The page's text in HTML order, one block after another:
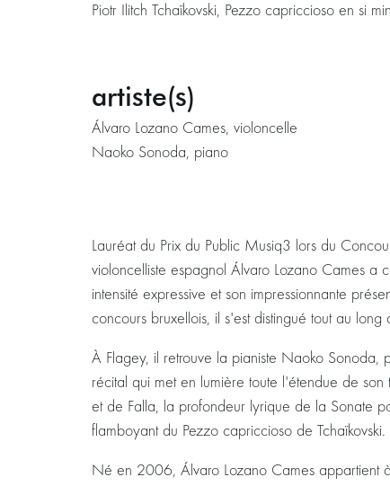
Piotr Ilitch Tchaïkovski, Pezzo capriccioso en si
artiste(s)
Álvaro Lozano Cames, violoncelle
Naoko Sonoda, piano
Lauréat du Prix du Public Musiq3 lors du
violoncelliste espagnol Álvaro Lozano Cames
intensité expressive et son impressionnante
concours bruxellois, il s'est distingué tout au
À Flagey, il retrouve la pianiste Naoko Sonoda,
récital qui met en lumière toute l'étendue de
et de Falla, la profondeur lyrique de la Sonate
flamboyant du Pezzo capriccioso de Tchaïkovski.
Né en 2006, Álvaro Lozano Cames appartient